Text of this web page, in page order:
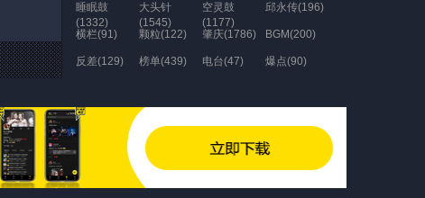
睡眠鼓
(1332)
大头针
(1545)
空灵鼓
(1177)
邱永传(196)
横栏(91) 颗粒(122) 肇庆(1786) BGM(200)
反差(129) 榜单(439) 电台(47) 爆点(90)